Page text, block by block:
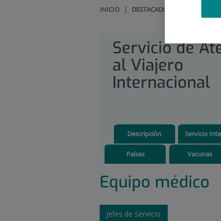
INICIO | DESTACADOS SERVICIO
Servicio de
al Viajero
Internacional
Descripción Servicio
Países Vacunas
Equipo médico
Jefes de Servicio